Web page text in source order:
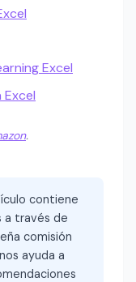
Excel
.
contiene
a través de
comisión
ayuda a